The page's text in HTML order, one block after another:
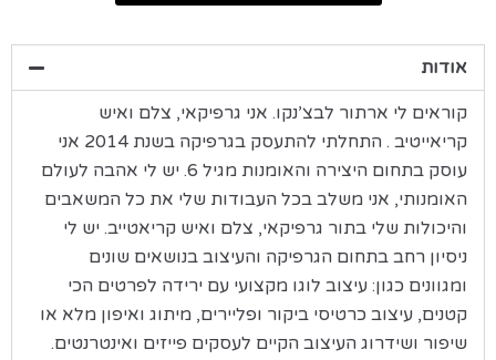
אודות
קוראים לי ארתור לבצ’נקו. אני גרפיקאי, צלם ואיש
קריאייטיב . התחלתי להתעסק בגרפיקה בשנת 2014 אני
עוסק בתחום היצירה והאומנות מגיל 6. יש לי אהבה לעולם
האומנותי, אני משלב בכל העבודות שלי את כל המשאבים
והיכולות שלי בתור גרפיקאי, צלם ואיש קריאטייב. יש לי
ניסיון רחב בתחום הגרפיקה והעיצוב בנושאים שונים
ומגוונים כגון: עיצוב לוגו מקצועי עם ירידה לפרטים הכי
קטנים, עיצוב כרטיסי ביקור ופליירים, מיתוג ואיפון מלא או
שיפור ושידרוג העיצוב הקיים לעסקים פייזים ואינטרנטים.